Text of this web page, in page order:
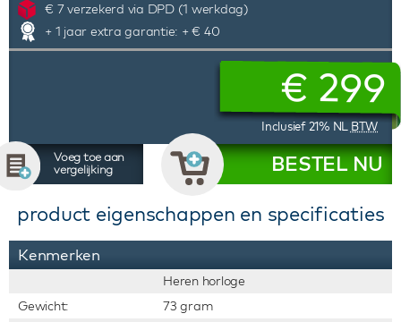
€ 7 verzekerd via DPD (1 werkdag)
+ 1 jaar extra garantie: + € 40
€ 299
Inclusief 21% NL BTW
Voeg toe aan
vergelijking
BESTEL NU
product eigenschappen en specificaties
Kenmerken
Heren horloge
Gewicht:
73 gram